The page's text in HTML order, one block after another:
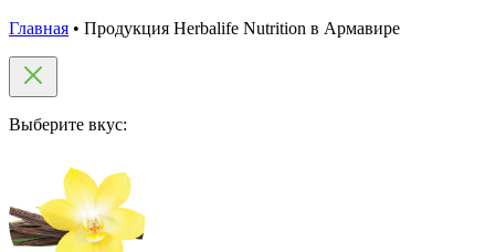
Главная • Продукция Herbalife Nutrition в Армавире
Выберите вкус: